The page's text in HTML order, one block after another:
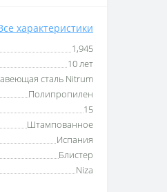
характеристики
1,945
10 лет
сталь Nitrum
Полипропилен
15
Штампованное
Испания
Блистер
Niza